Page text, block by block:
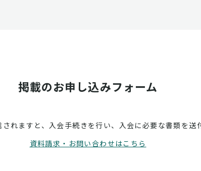
掲載のお申し込みフォーム
れますと、入会手続きを行い、入会に必要な書類を送
資料請求・お問い合わせはこちら